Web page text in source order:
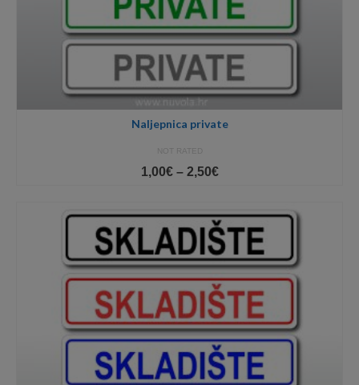
Naljepnica private
NOT RATED
1,00€ – 2,50€Price
through
2,50€